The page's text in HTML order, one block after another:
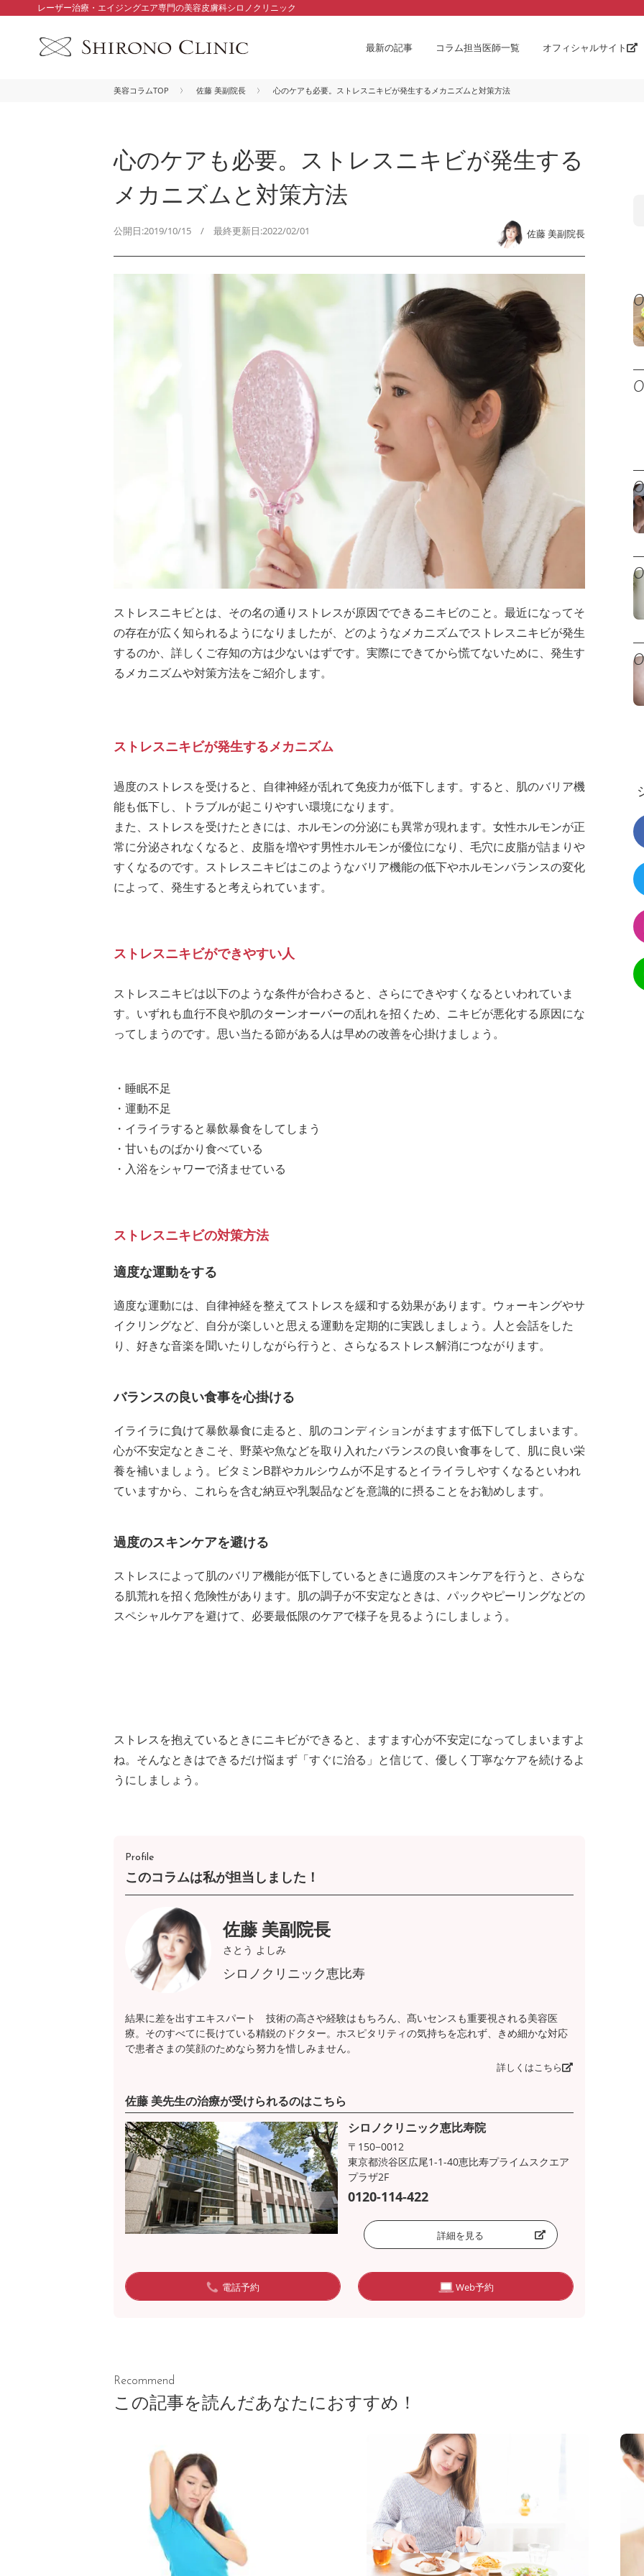
レーザー治療・エイジングエア専門の美容皮膚科シロノクリニック
最新の記事 コラム担当医師一覧 オフィシャルサイト
美容コラムTOP 佐藤 美副院長 心のケアも必要。ストレスニキビが発生するメカニズムと対策方法
心のケアも必要。ストレスニキビが発生する
メカニズムと対策方法
公開日:2019/10/15 / 最終更新日:2022/02/01 佐藤 美副院長
ストレスニキビとは、その名の通りストレスが原因でできるニキビのこと。最近になってそ
の存在が広く知られるようになりましたが、どのようなメカニズムでストレスニキビが発生
するのか、詳しくご存知の方は少ないはずです。実際にできてから慌てないために、発生す
るメカニズムや対策方法をご紹介します。
ストレスニキビが発生するメカニズム
過度のストレスを受けると、自律神経が乱れて免疫力が低下します。すると、肌のバリア機
能も低下し、トラブルが起こりやすい環境になります。
また、ストレスを受けたときには、ホルモンの分泌にも異常が現れます。女性ホルモンが正
常に分泌されなくなると、皮脂を増やす男性ホルモンが優位になり、毛穴に皮脂が詰まりや
すくなるのです。ストレスニキビはこのようなバリア機能の低下やホルモンバランスの変化
によって、発生すると考えられています。
ストレスニキビができやすい人
ストレスニキビは以下のような条件が合わさると、さらにできやすくなるといわれていま
す。いずれも血行不良や肌のターンオーバーの乱れを招くため、ニキビが悪化する原因にな
ってしまうのです。思い当たる節がある人は早めの改善を心掛けましょう。
・睡眠不足
・運動不足
・イライラすると暴飲暴食をしてしまう
・甘いものばかり食べている
・入浴をシャワーで済ませている
ストレスニキビの対策方法
適度な運動をする
適度な運動には、自律神経を整えてストレスを緩和する効果があります。ウォーキングやサ
イクリングなど、自分が楽しいと思える運動を定期的に実践しましょう。人と会話をした
り、好きな音楽を聞いたりしながら行うと、さらなるストレス解消につながります。
バランスの良い食事を心掛ける
イライラに負けて暴飲暴食に走ると、肌のコンディションがますます低下してしまいます。
心が不安定なときこそ、野菜や魚などを取り入れたバランスの良い食事をして、肌に良い栄
養を補いましょう。ビタミンB群やカルシウムが不足するとイライラしやすくなるといわれ
ていますから、これらを含む納豆や乳製品などを意識的に摂ることをお勧めします。
過度のスキンケアを避ける
ストレスによって肌のバリア機能が低下しているときに過度のスキンケアを行うと、さらな
る肌荒れを招く危険性があります。肌の調子が不安定なときは、パックやピーリングなどの
スペシャルケアを避けて、必要最低限のケアで様子を見るようにしましょう。
ストレスを抱えているときにニキビができると、ますます心が不安定になってしまいますよ
ね。そんなときはできるだけ悩まず「すぐに治る」と信じて、優しく丁寧なケアを続けるよ
うにしましょう。
Profile
このコラムは私が担当しました！
佐藤 美副院長
さとう よしみ
シロノクリニック恵比寿
結果に差を出すエキスパート 技術の高さや経験はもちろん、髙いセンスも重要視される美容医
療。そのすべてに長けている精鋭のドクター。ホスピタリティの気持ちを忘れず、きめ細かな対応
で患者さまの笑顔のためなら努力を惜しみません。
詳しくはこちら
佐藤 美先生の治療が受けられるのはこちら
シロノクリニック恵比寿院
〒150−0012
東京都渋谷区広尾1-1-40恵比寿プライムスクエア
プラザ2F
0120-114-422
詳細を見る
電話予約 Web予約
Recommend
この記事を読んだあなたにおすすめ！